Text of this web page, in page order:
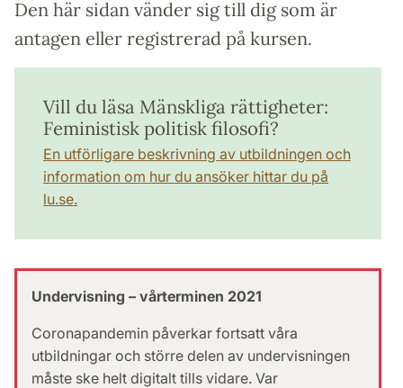
Den här sidan vänder sig till dig som är
antagen eller registrerad på kursen.
Vill du läsa Mänskliga rättigheter:
Feministisk politisk filosofi?
En utförligare beskrivning av utbildningen och
information om hur du ansöker hittar du på
lu.se.
Undervisning – vårterminen 2021
Coronapandemin påverkar fortsatt våra
utbildningar och större delen av undervisningen
måste ske helt digitalt tills vidare. Var